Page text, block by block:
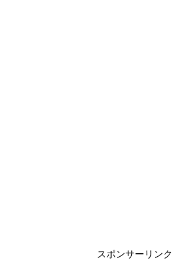
スポンサーリンク